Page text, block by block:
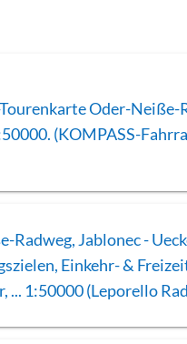
Oder-Neiße-
(KOMPASS-
Radweg, Jablonec -
Einkehr- &
... 1:50000 (Leporello